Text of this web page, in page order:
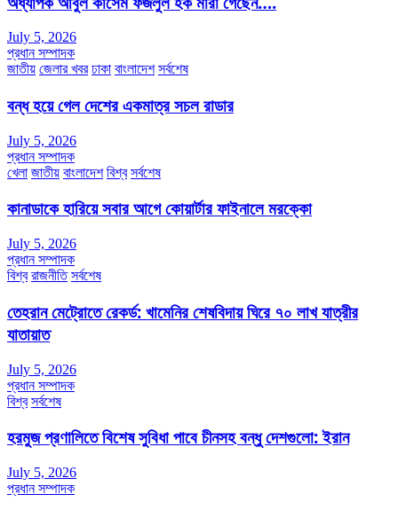
July 5, 2026
প্রধান সম্পাদক
জাতীয় জেলার খবর ঢাকা বাংলাদেশ সর্বশেষ
বন্ধ হয়ে গেল দেশের একমাত্র সচল রাডার
July 5, 2026
প্রধান সম্পাদক
খেলা জাতীয় বাংলাদেশ বিশ্ব সর্বশেষ
কানাডাকে হারিয়ে সবার আগে কোয়ার্টার ফাইনালে মরক্কো
July 5, 2026
প্রধান সম্পাদক
বিশ্ব রাজনীতি সর্বশেষ
তেহরান মেট্রোতে রেকর্ড: খামেনির শেষবিদায় ঘিরে ৭০ লাখ যাত্রীর
যাতায়াত
July 5, 2026
প্রধান সম্পাদক
বিশ্ব সর্বশেষ
হরমুজ প্রণালিতে বিশেষ সুবিধা পাবে চীনসহ বন্ধু দেশগুলো: ইরান
July 5, 2026
প্রধান সম্পাদক